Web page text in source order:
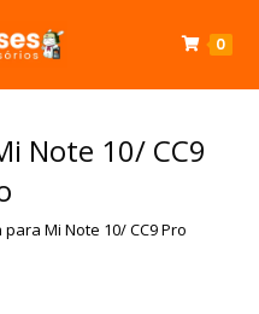
0
Note 10/ CC9
Mi Note 10/ CC9 Pro